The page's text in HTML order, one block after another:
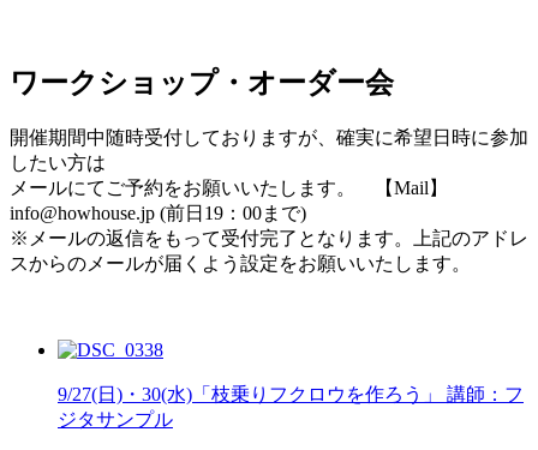
ワークショップ・オーダー会
開催期間中随時受付しておりますが、確実に希望日時に参加
したい方は
メールにてご予約をお願いいたします。 【Mail】
info@howhouse.jp (前日19：00まで)
※メールの返信をもって受付完了となります。上記のアドレ
スからのメールが届くよう設定をお願いいたします。
9/27(日)・30(水)「枝乗りフクロウを作ろう」 講師：フ
ジタサンプル